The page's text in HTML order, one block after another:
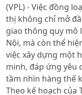
10s
10s
(VPL) - Việc đồng
thị không chỉ mở
giao thông quy mô
Nội, mà còn thể
việc xây dựng một
minh, đáp ứng yêu
tầm nhìn hàng thế
Theo kế hoạch của